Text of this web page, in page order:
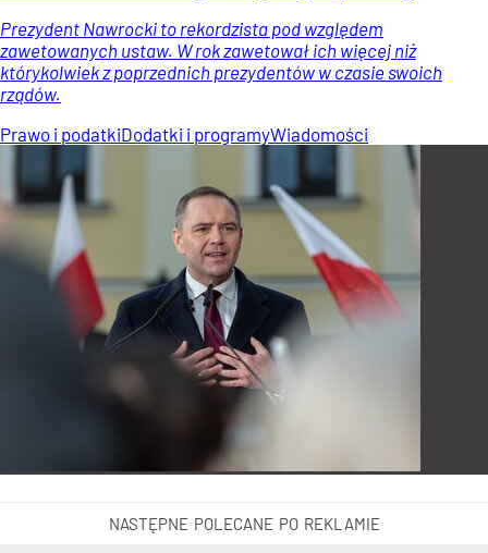
Prezydent Nawrocki to rekordzista pod względem
zawetowanych ustaw. W rok zawetował ich więcej niż
którykolwiek z poprzednich prezydentów w czasie swoich
rządów.
Prawo i podatkiDodatki i programyWiadomości